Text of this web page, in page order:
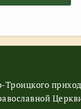
Троицкого